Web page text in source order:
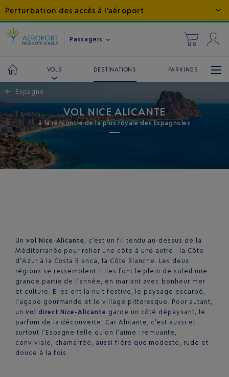
Perturbation des accès à l'aéroport
Passagers
VOLS DESTINATIONS PARKINGS
← Espagne
VOL NICE ALICANTE
à la rencontre de la plus royale des Espagnoles
Un vol Nice-Alicante , c’est un fil tendu au-dessus de la
Méditerranée pour relier une côte à une autre : la Côte
d’Azur à la Costa Blanca, la Côte Blanche. Les deux
régions se ressemblent. Elles font le plein de soleil une
grande partie de l’année, en mariant avec bonheur mer
et culture. Elles ont la nuit festive, le paysage escarpé,
l’agape gourmande et le village pittoresque. Pour autant,
un vol direct Nice-Alicante garde un côté dépaysant, le
parfum de la découverte. Car Alicante, c’est aussi et
surtout l’Espagne telle qu’on l’aime : remuante,
conviviale, chamarrée, aussi fière que modeste, rude et
douce à la fois.